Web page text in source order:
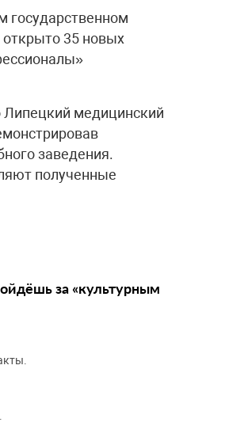
государственном
35 новых
Липецкий медицинский
заведения.
полученные
за «культурным